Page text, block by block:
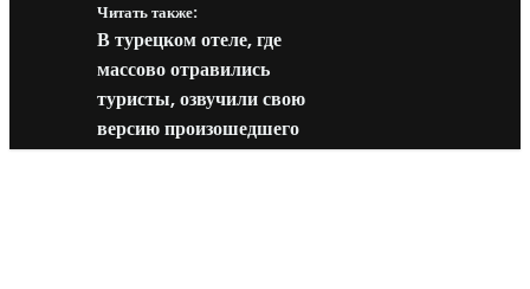
Читать также:
В турецком отеле, где
массово отравились
туристы, озвучили свою
версию произошедшего